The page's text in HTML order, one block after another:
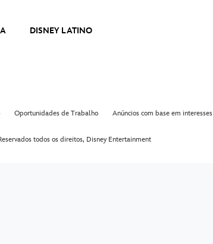
DISNEY LATINO
Oportunidades de Trabalho Anúncios com base em interesses
todos os direitos, Disney Entertainment